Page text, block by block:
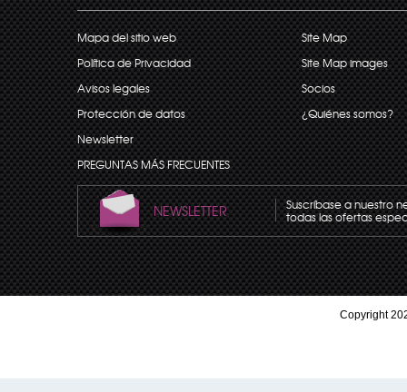
Mapa del sitio web
Política de Privacidad
Avisos legales
Protección de datos
Newsletter
PREGUNTAS MÁS FRECUENTES
Site Map
Site Map images
Socios
¿Quiénes somos?
NEWSLETTER Suscríbase a nuestro
todas las ofertas
Copyright